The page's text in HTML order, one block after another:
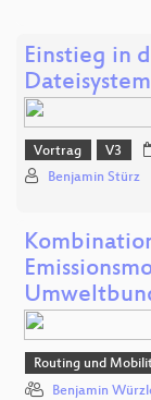
Einstieg in
Vortrag V3
Benjamin Stürz
Routing und
Benjamin